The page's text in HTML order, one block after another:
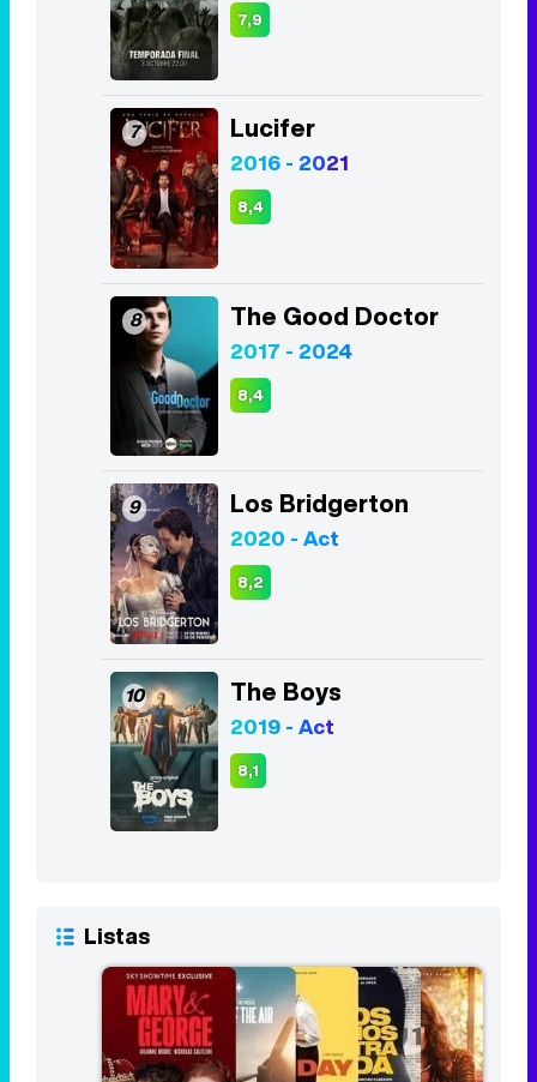
7,9
7 Lucifer
2016 - 2021
8,4
8 The Good Doctor
2017 - 2024
8,4
9 Los Bridgerton
2020 - Act
8,2
10 The Boys
2019 - Act
8,1
Listas